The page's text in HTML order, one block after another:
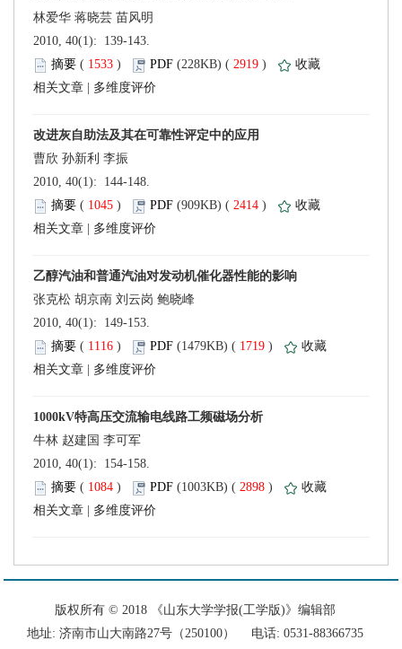
2010, 40(1): 139-143.
(
) 2919 )
2010, 40(1): 144-148.
(
) 2414 )
2010, 40(1): 149-153.
(
) 1719 )
2010, 40(1): 154-158.
(
) 2898 )
版权所有 © 2018 《山东大学学报(工学版)》编辑部
地址: 济南市山大南路27号（250100） 电话: 0531-88366735